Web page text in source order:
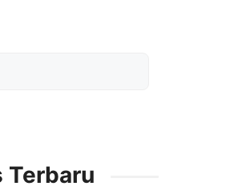
Terbaru